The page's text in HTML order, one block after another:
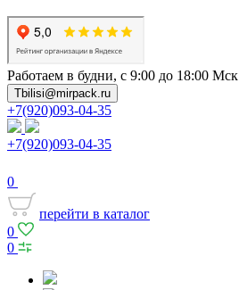
Работаем в будни, с 9:00 до 18:00 Мск
Tbilisi@mirpack.ru
+7(920)093-04-35
+7(920)093-04-35
0
перейти в каталог
0
0